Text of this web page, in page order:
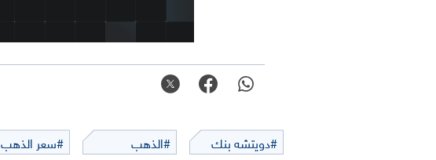
#دويتشه بنك #الذهب #سعر الذهب